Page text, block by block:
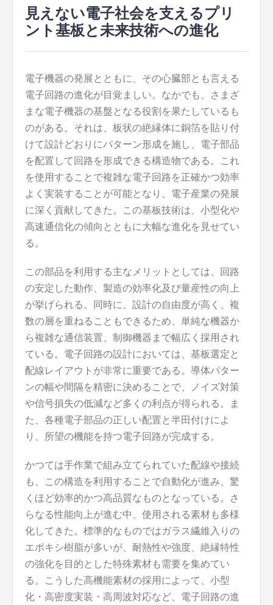
見えない電子社会を支えるプリ
ント基板と未来技術への進化
電子機器の発展とともに、その心臓部とも言える
電子回路の進化が目覚ましい。 なかでも、さまざ
まな電子機器の基盤となる役割を果たしているも
のがある。それは、板状の絶縁体に銅箔を貼り付
けて設計どおりにパターン形成を施し、電子部品
を配置して回路を形成できる構造物である。これ
を使用することで複雑な電子回路を正確かつ効率
よく実装することが可能となり、電子産業の発展
に深く貢献してきた。この基板技術は、小型化や
高速通信化の傾向とともに大幅な進化を見せてい
る。
この部品を利用する主なメリットとしては、回路
の安定した動作、製造の効率化及び量産性の向上
が挙げられる。同時に、設計の自由度が高く、複
数の層を重ねることもできるため、単純な機器か
ら複雑な通信装置、制御機器まで幅広く採用され
ている。電子回路の設計においては、基板選定と
配線レイアウトが非常に重要である。導体パター
ンの幅や間隔を精密に決めることで、ノイズ対策
や信号損失の低減など多くの利点が得られる。ま
た、各種電子部品の正しい配置と半田付けによ
り、所望の機能を持つ電子回路が完成する。
かつては手作業で組み立てられていた配線や接続
も、この構造を利用することで自動化が進み、驚
くほど効率的かつ高品質なものとなっている。さ
らなる性能向上が進む中、使用される素材も多様
化してきた。標準的なものではガラス繊維入りの
エポキシ樹脂が多いが、耐熱性や強度、絶縁特性
の強化を目的とした特殊素材も需要を集めてい
る。こうした高機能素材の採用によって、小型
化・高密度実装・高周波対応など、電子回路の進